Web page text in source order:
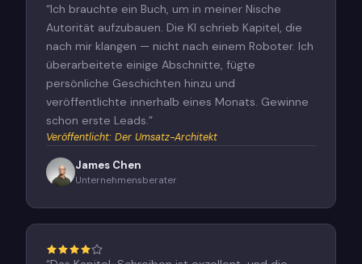
“Ich brauchte ein Buch, um in meiner Nische
Autorität aufzubauen. Die KI schrieb Kapitel, die
nach mir klangen — nicht nach einem Roboter. Ich
überarbeitete einige Abschnitte, fügte
persönliche Geschichten hinzu und
veröffentlichte innerhalb eines Monats. Gewinne
schon erste Leads.”
Veröffentlicht: Der Umsatz-Architekt
James Chen
Unternehmensberater